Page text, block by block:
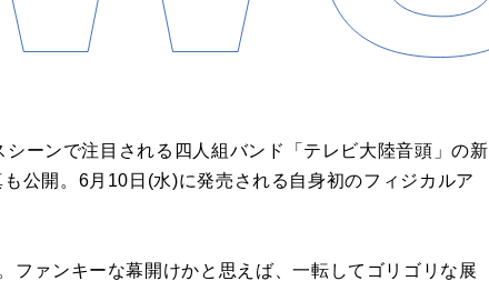
ーンで注目される四人組バンド「 テレビ大陸音頭 」の新
公開。 6月 10 日 (水)に発売 される 自身初のフィジカルア
ファンキーな幕開けかと思えば、一転してゴリゴリな展